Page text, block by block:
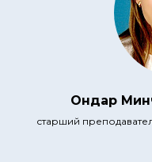
Ондар
старший